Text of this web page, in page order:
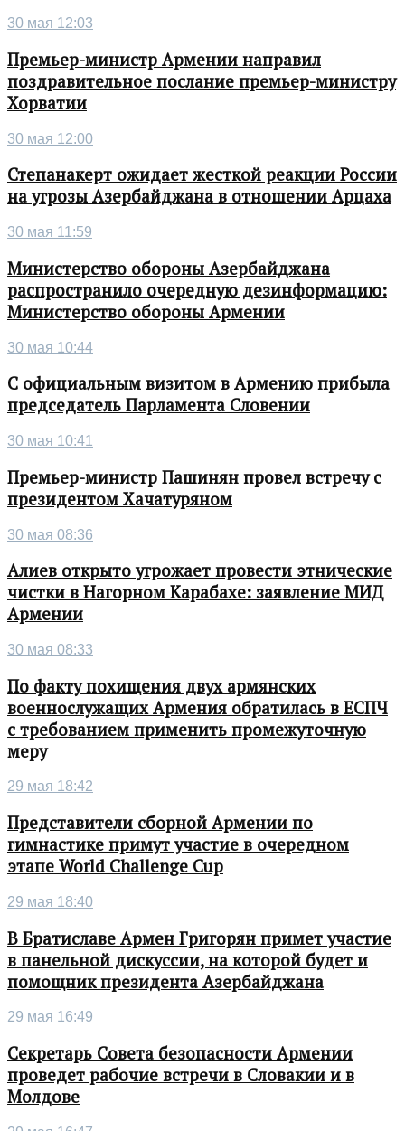
30 мая 12:03
Премьер-министр Армении направил
поздравительное послание премьер-министру
Хорватии
30 мая 12:00
Степанакерт ожидает жесткой реакции России
на угрозы Азербайджана в отношении Арцаха
30 мая 11:59
Министерство обороны Азербайджана
распространило очередную дезинформацию:
Министерство обороны Армении
30 мая 10:44
С официальным визитом в Армению прибыла
председатель Парламента Словении
30 мая 10:41
Премьер-министр Пашинян провел встречу с
президентом Хачатуряном
30 мая 08:36
Алиев открыто угрожает провести этнические
чистки в Нагорном Карабахе: заявление МИД
Армении
30 мая 08:33
По факту похищения двух армянских
военнослужащих Армения обратилась в ЕСПЧ
с требованием применить промежуточную
меру
29 мая 18:42
Представители сборной Армении по
гимнастике примут участие в очередном
этапе World Challenge Cup
29 мая 18:40
В Братиславе Армен Григорян примет участие
в панельной дискуссии, на которой будет и
помощник президента Азербайджана
29 мая 16:49
Секретарь Совета безопасности Армении
проведет рабочие встречи в Словакии и в
Молдове